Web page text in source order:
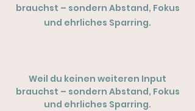
brauchst – sondern Abstand, Fokus
und ehrliches Sparring.
Weil du keinen weiteren Input
brauchst – sondern Abstand, Fokus
und ehrliches Sparring.